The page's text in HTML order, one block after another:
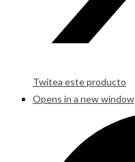
Twitea este producto
Opens in a new window